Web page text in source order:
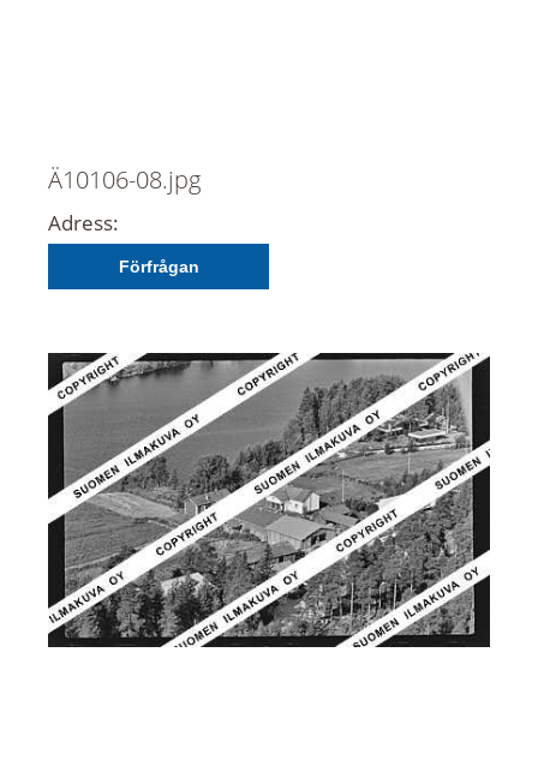
Ä10106-08.jpg
Adress:
Förfrågan